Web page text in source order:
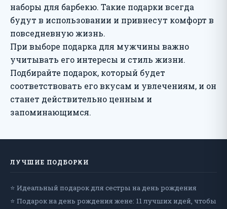
наборы для барбекю. Такие подарки всегда
будут в использовании и привнесут комфорт в
повседневную жизнь.
При выборе подарка для мужчины важно
учитывать его интересы и стиль жизни.
Подбирайте подарок, который будет
соответствовать его вкусам и увлечениям, и он
станет действительно ценным и
запоминающимся.
ЛУЧШИЕ ПОДБОРКИ
⭐ Идеальный подарок для сестры на день рождения
⭐ Подарок на день рождения жене: 11 лучших идей, чтобы